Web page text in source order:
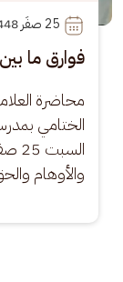
25 صفَر 1448
فوارق ما
محاضرة
الختامي
والأوهام